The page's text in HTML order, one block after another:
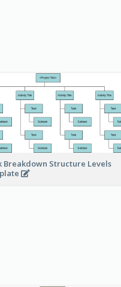
Breakdown Structure Levels